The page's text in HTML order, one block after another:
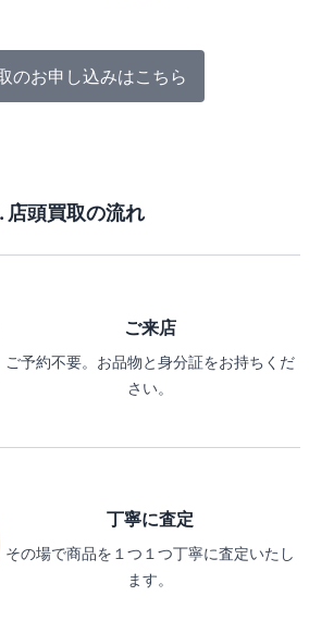
のお申し込みはこちら
店頭買取の流れ
ご来店
ご予約不要。お品物と身分証をお持ちくだ
さい。
丁寧に査定
その場で商品を１つ１つ丁寧に査定いたし
ます。